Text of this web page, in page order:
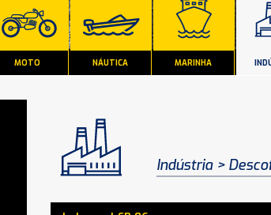
MOTO NÁUTICA MARINHA
Indústria